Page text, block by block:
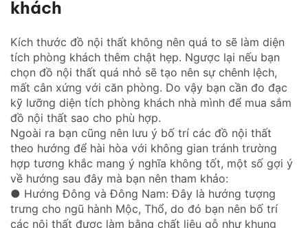
khách
Kích thước đồ nội thất không nên quá to sẽ làm diện
tích phòng khách thêm chật hẹp. Ngược lại nếu bạn
chọn đồ nội thất quá nhỏ sẽ tạo nên sự chênh lệch,
mất cân xứng với căn phòng. Do vậy bạn cần đo đạc
kỹ lưỡng diện tích phòng khách nhà mình để mua sắm
đồ nội thất sao cho phù hợp.
Ngoài ra bạn cũng nên lưu ý bố trí các đồ nội thất
theo hướng để hài hòa với không gian tránh trường
hợp tương khắc mang ý nghĩa không tốt, một số gợi ý
về hướng sau đây mà bạn nên tham khảo:
● Hướng Đông và Đông Nam: Đây là hướng tượng
trưng cho ngũ hành Mộc, Thổ, do đó bạn nên bố trí
các nội thất được làm bằng chất liệu gỗ như khung